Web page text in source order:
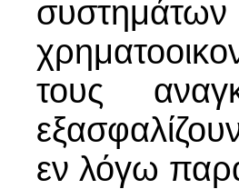
τους
εν λόγω